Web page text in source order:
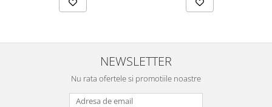
NEWSLETTER
Nu rata ofertele si promotiile noastre